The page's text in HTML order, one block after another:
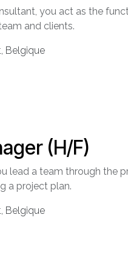
you act as the
and clients.
, Belgique
(H/F)
lead a team through the
a project plan.
, Belgique